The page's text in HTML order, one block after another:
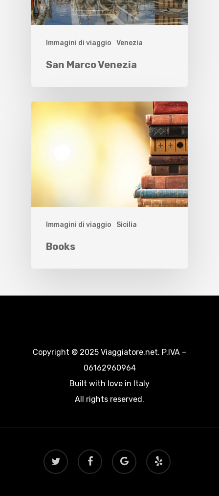
Immagini di viaggio Venezia
San Marco Venezia
Immagini di viaggio Sicilia
Books
Copyright © 2025 Viaggiatore.net. P.IVA –
06162960964
Built with love in Italy
All rights reserved.
twitter facebook
google-
plus
yelp